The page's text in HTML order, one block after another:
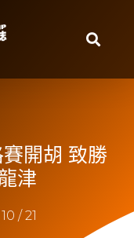
開胡 致勝
津
/ 21